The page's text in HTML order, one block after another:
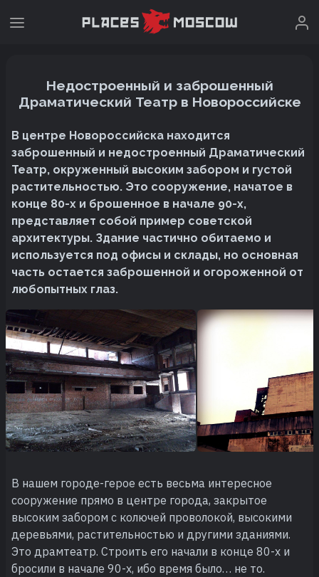
Недостроенный и заброшенный
Драматический Театр в Новороссийске
В центре Новороссийска находится
заброшенный и недостроенный Драматический
Театр, окруженный высоким забором и густой
растительностью. Это сооружение, начатое в
конце 80-х и брошенное в начале 90-х,
представляет собой пример советской
архитектуры. Здание частично обитаемо и
используется под офисы и склады, но основная
часть остается заброшенной и огороженной от
любопытных глаз.
В нашем городе-герое есть весьма интересное
сооружение прямо в центре города, закрытое
высоким забором с колючей проволокой, высокими
деревьями, растительностью и другими зданиями.
Это драмтеатр. Строить его начали в конце 80-х и
бросили в начале 90-х, ибо время было… не то.